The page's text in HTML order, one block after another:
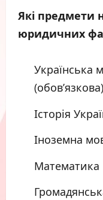
Які предмети
юридичних
Українська
(обов’язкова)
Історія
Іноземна
Математика